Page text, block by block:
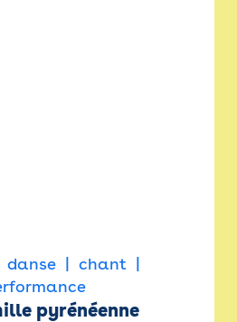
danse
chant
pyrénéenne